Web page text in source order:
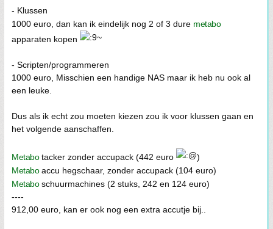
- Klussen
1000 euro, dan kan ik eindelijk nog 2 of 3 dure metabo
apparaten kopen
- Scripten/programmeren
1000 euro, Misschien een handige NAS maar ik heb nu ook al
een leuke.
Dus als ik echt zou moeten kiezen zou ik voor klussen gaan en
het volgende aanschaffen.
Metabotacker zonder accupack (442 euro
)
Metaboaccu hegschaar, zonder accupack (104 euro)
Metaboschuurmachines (2 stuks, 242 en 124 euro)
----
912,00 euro, kan er ook nog een extra accutje bij..